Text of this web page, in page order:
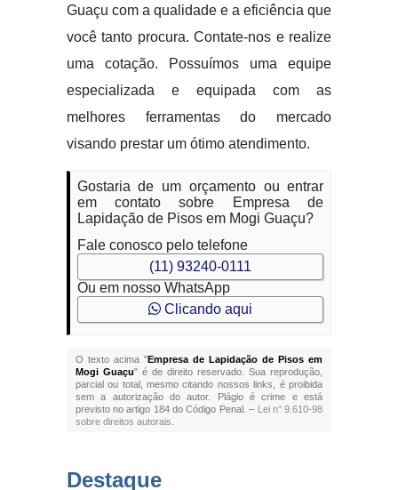
Guaçu com a qualidade e a eficiência que
você tanto procura. Contate-nos e realize
uma cotação. Possuímos uma equipe
especializada e equipada com as
melhores ferramentas do mercado
visando prestar um ótimo atendimento.
Gostaria de um orçamento ou entrar
em contato sobre Empresa de
Lapidação de Pisos em Mogi Guaçu?
Fale conosco pelo telefone
(11) 93240-0111
Ou em nosso WhatsApp
Clicando aqui
O texto acima "Empresa de Lapidação de Pisos em
Mogi Guaçu" é de direito reservado. Sua reprodução,
parcial ou total, mesmo citando nossos links, é proibida
sem a autorização do autor. Plágio é crime e está
previsto no artigo 184 do Código Penal. – Lei n° 9.610-98
sobre direitos autorais
Destaque